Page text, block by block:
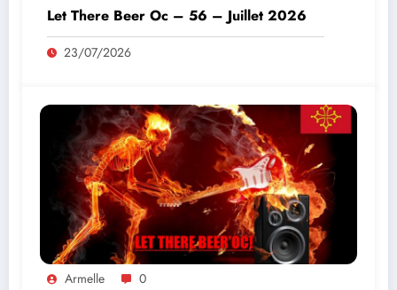
Let There Beer Oc – 56 – Juillet 2026
23/07/2026
Armelle 0